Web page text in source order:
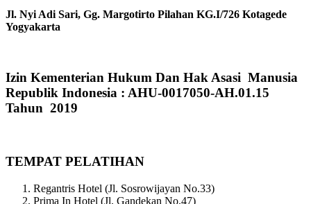
Jl. Nyi Adi Sari, Gg. Margotirto Pilahan KG.I/726 Kotagede
Yogyakarta
Izin Kementerian Hukum Dan Hak Asasi Manusia
Republik Indonesia : AHU-0017050-AH.01.15
Tahun 2019
TEMPAT PELATIHAN
Regantris Hotel (Jl. Sosrowijayan No.33)
Prima In Hotel (Jl. Gandekan No.47)